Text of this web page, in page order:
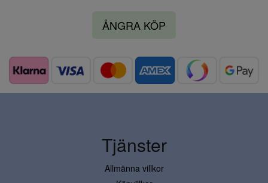
ÅNGRA KÖP
Tjänster
Allmänna villkor